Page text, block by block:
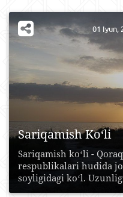
Sariqamish Ko‘li
Sariqamish koʻli -
respublikalari hudida
soyligidagi koʻl.
01 Iyun,